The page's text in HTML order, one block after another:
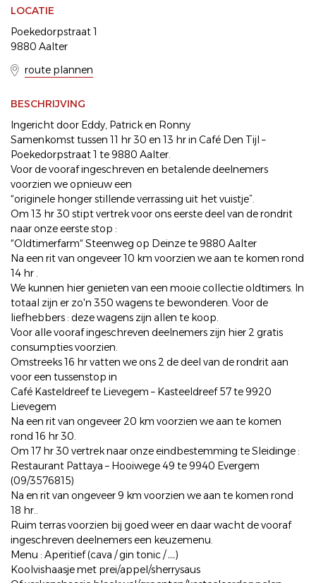
LOCATIE
Poekedorpstraat 1
9880 Aalter
route plannen
BESCHRIJVING
Ingericht door Eddy, Patrick en Ronny
Samenkomst tussen 11 hr 30 en 13 hr in Café Den Tijl –
Poekedorpstraat 1 te 9880 Aalter.
Voor de vooraf ingeschreven en betalende deelnemers
voorzien we opnieuw een
“originele honger stillende verrassing uit het vuistje”.
Om 13 hr 30 stipt vertrek voor ons eerste deel van de rondrit
naar onze eerste stop :
“Oldtimerfarm“ Steenweg op Deinze te 9880 Aalter
Na een rit van ongeveer 10 km voorzien we aan te komen rond
14 hr .
We kunnen hier genieten van een mooie collectie oldtimers. In
totaal zijn er zo'n 350 wagens te bewonderen. Voor de
liefhebbers : deze wagens zijn allen te koop.
Voor alle vooraf ingeschreven deelnemers zijn hier 2 gratis
consumpties voorzien.
Omstreeks 16 hr vatten we ons 2 de deel van de rondrit aan
voor een tussenstop in
Café Kasteldreef te Lievegem – Kasteeldreef 57 te 9920
Lievegem
Na een rit van ongeveer 20 km voorzien we aan te komen
rond 16 hr 30.
Om 17 hr 30 vertrek naar onze eindbestemming te Sleidinge :
Restaurant Pattaya – Hooiwege 49 te 9940 Evergem
(09/3576815)
Na en rit van ongeveer 9 km voorzien we aan te komen rond
18 hr..
Ruim terras voorzien bij goed weer en daar wacht de vooraf
ingeschreven deelnemers een keuzemenu.
Menu : Aperitief (cava / gin tonic / ….)
Koolvishaasje met prei/appel/sherrysaus